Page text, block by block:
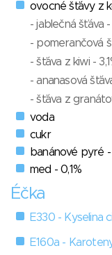
ovocné šťávy z
- jablečná šťáva -
- pomerančová
- šťáva z kiwi -
- ananasová
- šťáva z
voda
cukr
banánové pyré -
med - 0,1%
Éčka
E330 - Kyselina
E160a -